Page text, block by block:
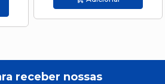
receber nossas